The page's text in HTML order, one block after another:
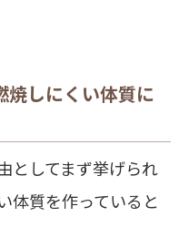
焼しにくい体質に
としてまず挙げられ
体質を作っていると